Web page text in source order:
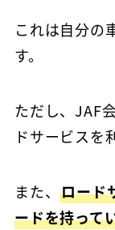
これは自分の
す。
ただし、JAF
ドサービスを
また、ロード
ードを持って